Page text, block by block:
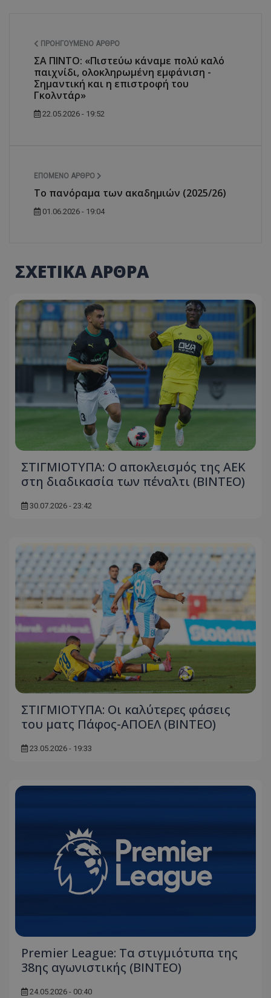
ΠΡΟΗΓΟΎΜΕΝΟ ΆΡΘΡΟ
ΣΑ ΠΙΝΤΟ: «Πιστεύω κάναμε πολύ καλό
παιχνίδι, ολοκληρωμένη εμφάνιση -
Σημαντική και η επιστροφή του
Γκολντάρ»
22.05.2026 - 19:52
ΕΠΌΜΕΝΟ ΆΡΘΡΟ
Το πανόραμα των ακαδημιών (2025/26)
01.06.2026 - 19:04
ΣΧΕΤΙΚΑ ΑΡΘΡΑ
ΣΤΙΓΜΙΟΤΥΠΑ: Ο αποκλεισμός της ΑΕΚ
στη διαδικασία των πέναλτι (ΒΙΝΤΕΟ)
30.07.2026 - 23:42
ΣΤΙΓΜΙΟΤΥΠΑ: Οι καλύτερες φάσεις
του ματς Πάφος-ΑΠΟΕΛ (ΒΙΝΤΕΟ)
23.05.2026 - 19:33
Premier League: Τα στιγμιότυπα της
38ης αγωνιστικής (ΒΙΝΤΕΟ)
24.05.2026 - 00:40